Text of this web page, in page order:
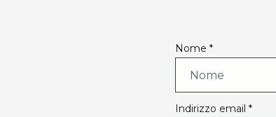
Nome *
Indirizzo email *